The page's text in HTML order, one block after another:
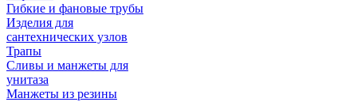
Гибкие и фановые трубы
Изделия для
сантехнических узлов
Трапы
Сливы и манжеты для
унитаза
Манжеты из резины